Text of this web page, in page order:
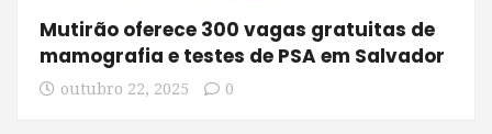
Mutirão oferece 300 vagas gratuitas de
mamografia e testes de PSA em Salvador
outubro 22, 2025 0